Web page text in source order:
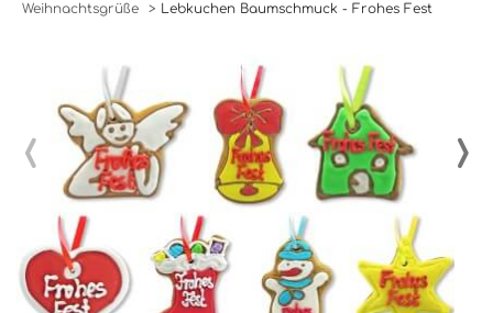
Weihnachtsgrüße
> Lebkuchen Baumschmuck - Frohes Fest
‹ ›